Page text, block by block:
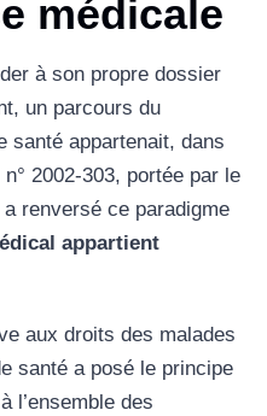
médicale
à son propre dossier
un parcours du
santé appartenait, dans
2002-303, portée par le
renversé ce paradigme
appartient
aux droits des malades
santé a posé le principe
l’ensemble des